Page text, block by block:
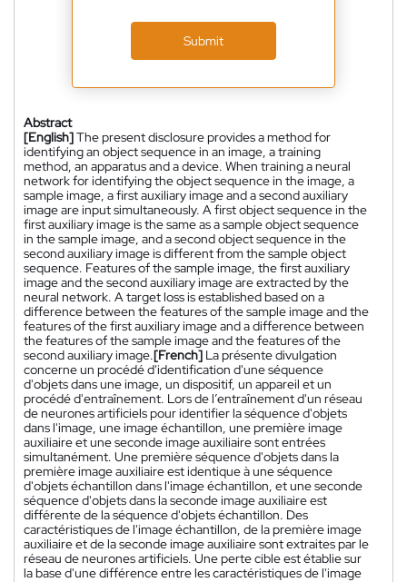
Submit
Abstract
[English]The present disclosure provides a method for
identifying an object sequence in an image, a training
method, an apparatus and a device. When training a neural
network for identifying the object sequence in the image, a
sample image, a first auxiliary image and a second auxiliary
image are input simultaneously. A first object sequence in the
first auxiliary image is the same as a sample object sequence
in the sample image, and a second object sequence in the
second auxiliary image is different from the sample object
sequence. Features of the sample image, the first auxiliary
image and the second auxiliary image are extracted by the
neural network. A target loss is established based on a
difference between the features of the sample image and the
features of the first auxiliary image and a difference between
the features of the sample image and the features of the
second auxiliary image.[French] La présente divulgation
concerne un procédé d'identification d'une séquence
d'objets dans une image, un dispositif, un appareil et un
procédé d'entraînement. Lors de l’entraînement d'un réseau
de neurones artificiels pour identifier la séquence d'objets
dans l'image, une image échantillon, une première image
auxiliaire et une seconde image auxiliaire sont entrées
simultanément. Une première séquence d'objets dans la
première image auxiliaire est identique à une séquence
d'objets échantillon dans l'image échantillon, et une seconde
séquence d'objets dans la seconde image auxiliaire est
différente de la séquence d'objets échantillon. Des
caractéristiques de l'image échantillon, de la première image
auxiliaire et de la seconde image auxiliaire sont extraites par le
réseau de neurones artificiels. Une perte cible est établie sur
la base d'une différence entre les caractéristiques de l'image